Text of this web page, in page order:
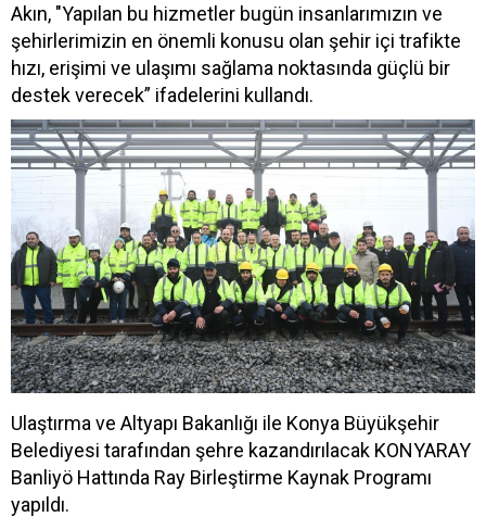
Akın, "Yapılan bu hizmetler bugün insanlarımızın ve
şehirlerimizin en önemli konusu olan şehir içi trafikte
hızı, erişimi ve ulaşımı sağlama noktasında güçlü bir
destek verecek” ifadelerini kullandı.
Ulaştırma ve Altyapı Bakanlığı ile Konya Büyükşehir
Belediyesi tarafından şehre kazandırılacak KONYARAY
Banliyö Hattında Ray Birleştirme Kaynak Programı
yapıldı.